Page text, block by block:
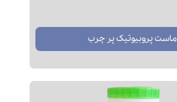
ماست پروبیوتیک پر چرب